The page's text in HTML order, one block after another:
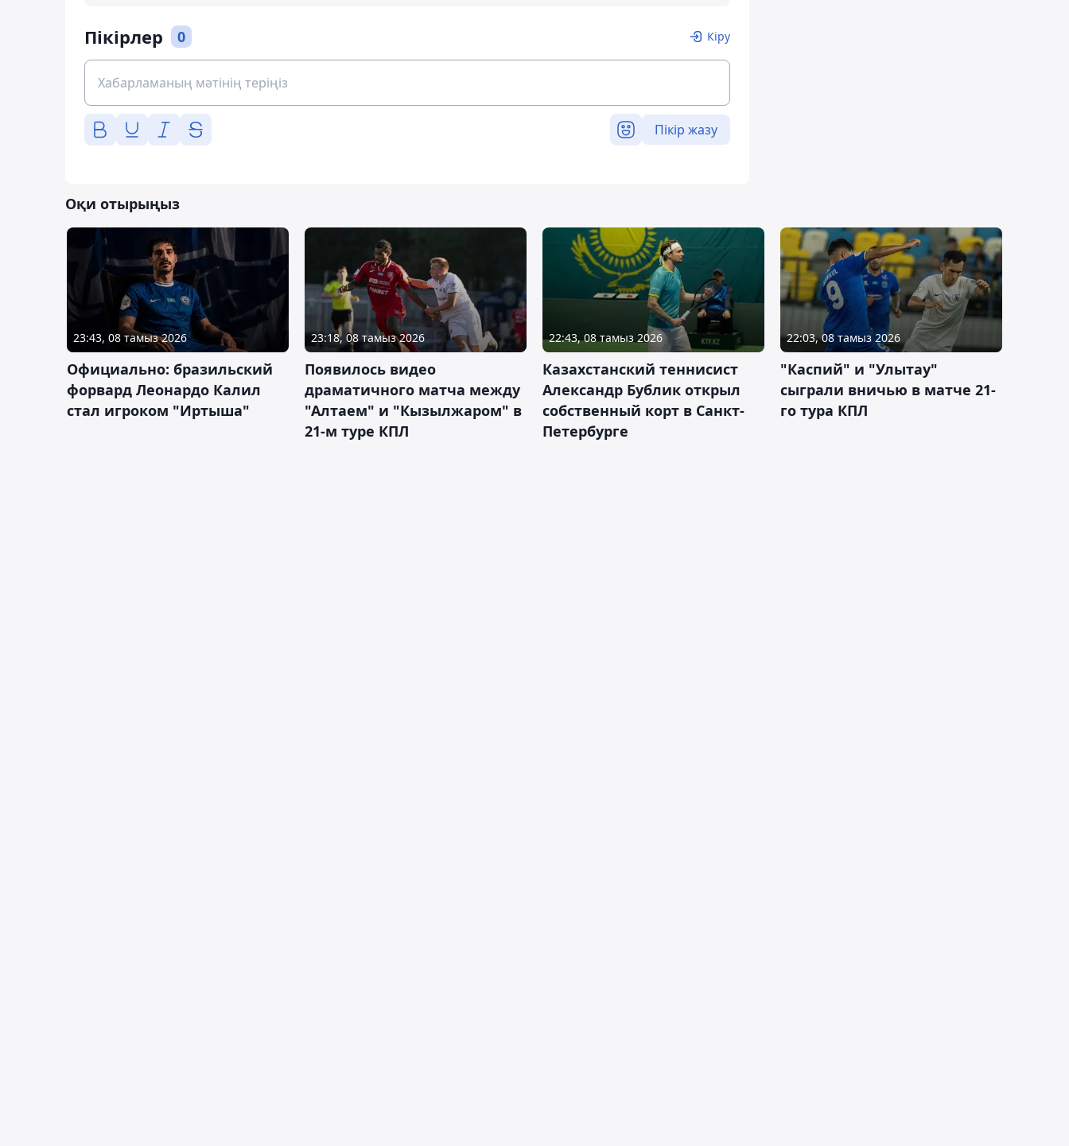
Пікірлер 0 Кіру
Пікір жазу
Оқи отырыңыз
23:43, 08 тамыз 2026
Официально: бразильский
форвард Леонардо Калил
стал игроком "Иртыша"
23:18, 08 тамыз 2026
Появилось видео
драматичного матча между
"Алтаем" и "Кызылжаром" в
21-м туре КПЛ
22:43, 08 тамыз 2026
Казахстанский теннисист
Александр Бублик открыл
собственный корт в Санкт-
Петербурге
22:03, 08 тамыз 2026
"Каспий" и "Улытау"
сыграли вничью в матче 21-
го тура КПЛ